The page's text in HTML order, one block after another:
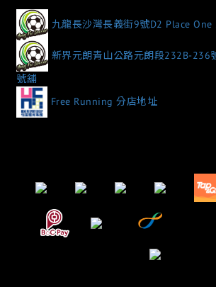
九龍長沙灣長義街9號D2 Place
新界元朗青山公路元朗段232B-236
號舖
Free Running 分店地址